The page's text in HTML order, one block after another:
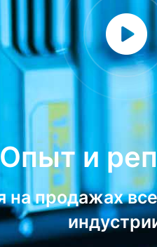
Опыт и
на продажах